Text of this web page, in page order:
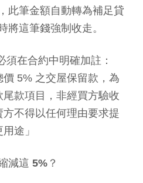
此筆金額自動轉為補足貸
將這筆錢強制收走。
須在合約中明確加註：
價 5% 之交屋保留款，為
款項目，非經買方驗收
不得以任何理由要求提
途」
減這 5%？